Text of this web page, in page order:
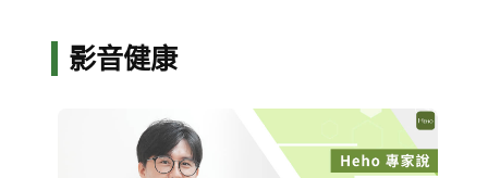
影音健康